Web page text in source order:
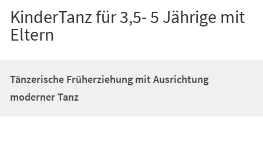
KinderTanz für 3,5- 5 Jährige mit
Eltern
Tänzerische Früherziehung mit Ausrichtung
moderner Tanz